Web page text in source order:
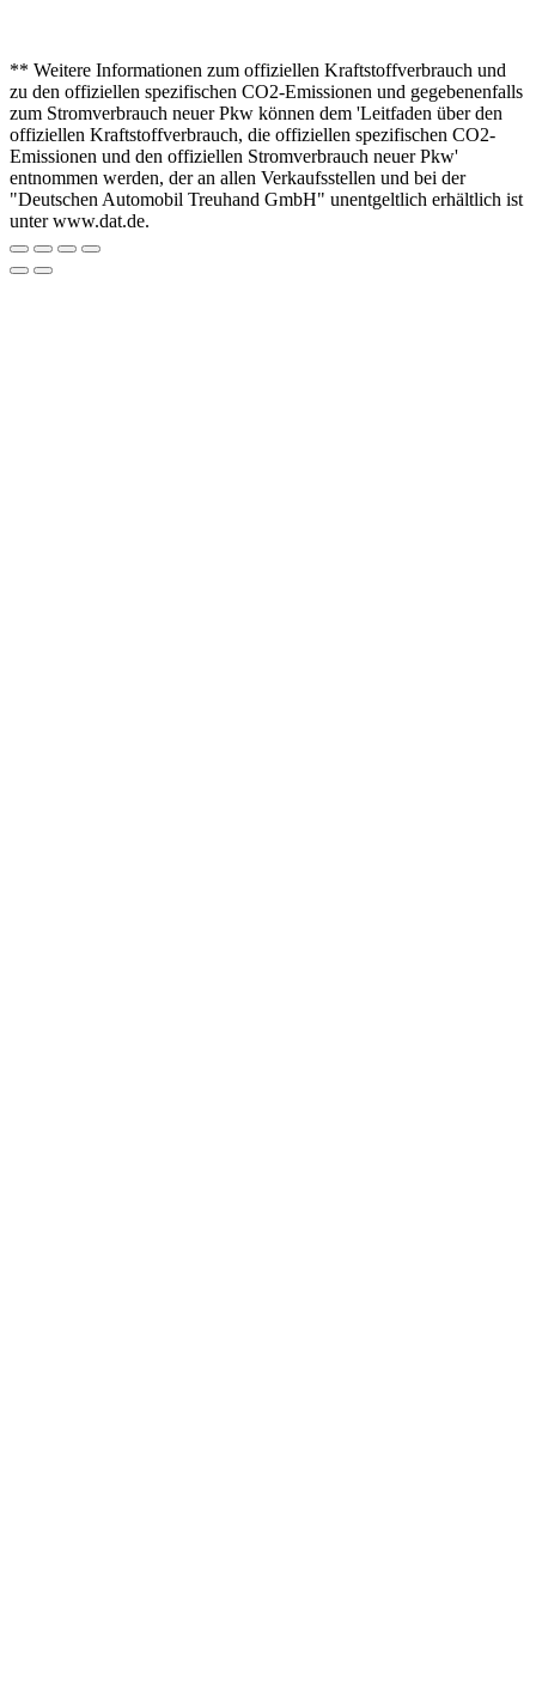
** Weitere Informationen zum offiziellen Kraftstoffverbrauch und
zu den offiziellen spezifischen CO2-Emissionen und gegebenenfalls
zum Stromverbrauch neuer Pkw können dem 'Leitfaden über den
offiziellen Kraftstoffverbrauch, die offiziellen spezifischen CO2-
Emissionen und den offiziellen Stromverbrauch neuer Pkw'
entnommen werden, der an allen Verkaufsstellen und bei der
"Deutschen Automobil Treuhand GmbH" unentgeltlich erhältlich ist
unter www.dat.de.